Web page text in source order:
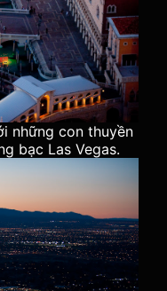
những con thuyền
bạc Las Vegas.